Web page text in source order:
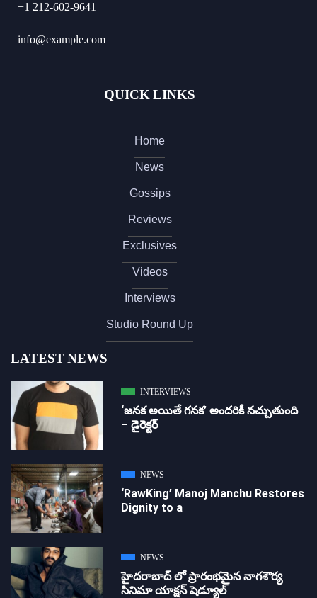
+1 212-602-9641
info@example.com
QUICK LINKS
Home
News
Gossips
Reviews
Exclusives
Videos
Interviews
Studio Round Up
LATEST NEWS
INTERVIEWS
‘జ‌న‌క అయితే గ‌న‌క‌’ అందరికీ నచ్చుతుంది
– డైరెక్ట‌ర్
NEWS
‘RawKing’ Manoj Manchu Restores
Dignity to a
NEWS
హైదరాబాద్ లో ప్రారంభమైన నాగశౌర్య
సినిమా యాక్షన్ షెడ్యూల్